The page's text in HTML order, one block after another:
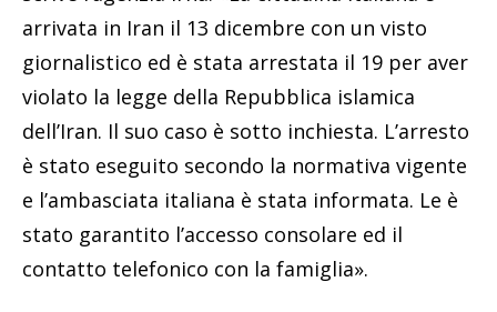
arrivata in Iran il 13 dicembre con un visto
giornalistico ed è stata arrestata il 19 per aver
violato la legge della Repubblica islamica
dell’Iran. Il suo caso è sotto inchiesta. L’arresto
è stato eseguito secondo la normativa vigente
e l’ambasciata italiana è stata informata. Le è
stato garantito l’accesso consolare ed il
contatto telefonico con la famiglia».